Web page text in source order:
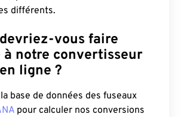
différents.
vous faire
à notre convertisseur
ligne ?
base de données des fuseaux
pour calculer nos conversions